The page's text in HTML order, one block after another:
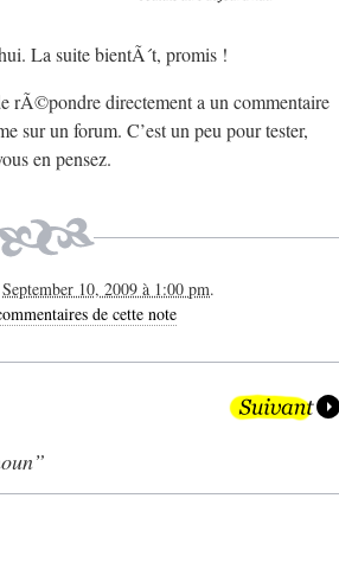
La suite bientÃ´t, promis !
rÃ©pondre directement a un commentaire
sur un forum. C’est un peu pour tester,
en pensez.
September 10, 2009 à 1:00 pm.
de cette note